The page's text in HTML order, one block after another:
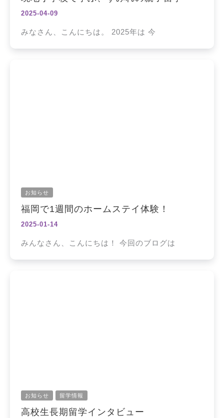
2025-04-09
みなさん、こんにちは。 2025年は 今
お知らせ
福岡で1週間のホームステイ体験！
2025-01-14
みんなさん、こんにちは！ 今回のブログは
お知らせ 留学情報
高校生長期留学インタビュー